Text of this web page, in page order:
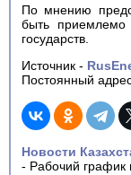
По мнению
быть
государств.
Источник -
Постоянный
Новости
- Рабочий график